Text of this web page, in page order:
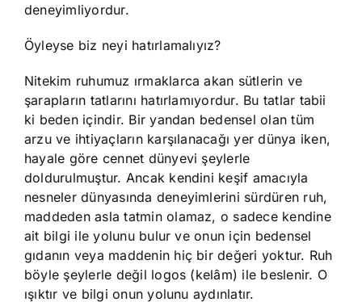
deneyimliyordur.
Öyleyse biz neyi hatırlamalıyız?
Nitekim ruhumuz ırmaklarca akan sütlerin ve
şarapların tatlarını hatırlamıyordur. Bu tatlar tabii
ki beden içindir. Bir yandan bedensel olan tüm
arzu ve ihtiyaçların karşılanacağı yer dünya iken,
hayale göre cennet dünyevi şeylerle
doldurulmuştur. Ancak kendini keşif amacıyla
nesneler dünyasında deneyimlerini sürdüren ruh,
maddeden asla tatmin olamaz, o sadece kendine
ait bilgi ile yolunu bulur ve onun için bedensel
gıdanın veya maddenin hiç bir değeri yoktur. Ruh
böyle şeylerle değil logos (kelâm) ile beslenir. O
ışıktır ve bilgi onun yolunu aydınlatır.